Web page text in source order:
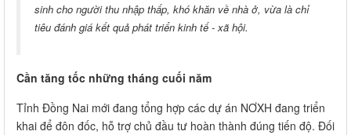
sinh cho người thu nhập thấp, khó khăn về nhà ở, vừa là chỉ
tiêu đánh giá kết quả phát triển kinh tế - xã hội.
Cần tăng tốc những tháng cuối năm
Tỉnh Đồng Nai mới đang tổng hợp các dự án NƠXH đang triển
khai để đôn đốc, hỗ trợ chủ đầu tư hoàn thành đúng tiến độ. Đối